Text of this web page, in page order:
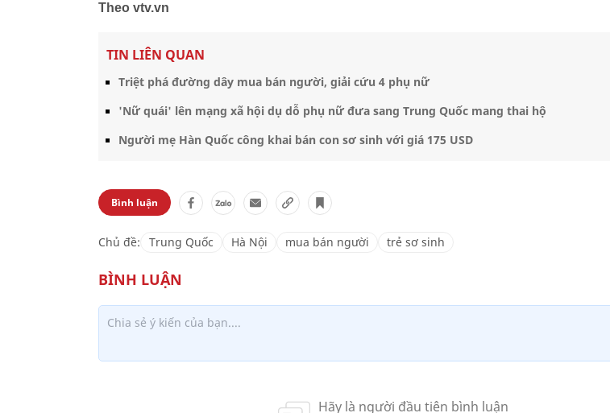
Theo vtv.vn
TIN LIÊN QUAN
Triệt phá đường dây mua bán người, giải cứu 4 phụ nữ
'Nữ quái' lên mạng xã hội dụ dỗ phụ nữ đưa sang Trung Quốc mang thai hộ
Người mẹ Hàn Quốc công khai bán con sơ sinh với giá 175 USD
Bình luận
Chủ đề: Trung Quốc Hà Nội mua bán người trẻ sơ sinh